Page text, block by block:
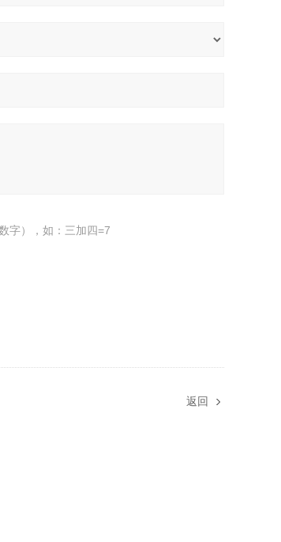
字），如：三加四=7
返回